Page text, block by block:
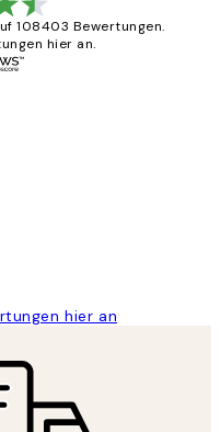
108403 Bewertungen.
hier an.
hier an